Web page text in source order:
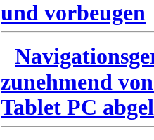
und vorbeugen
zunehmend
Tablet PC